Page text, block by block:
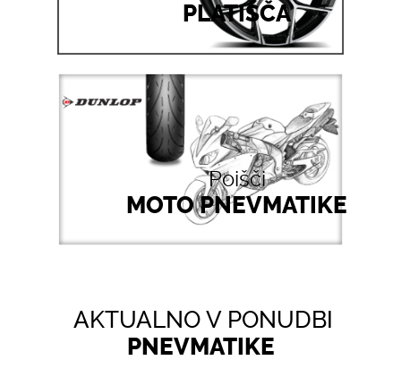
PLATIŠČA
Poišči
MOTO PNEVMATIKE
AKTUALNO V PONUDBI
PNEVMATIKE